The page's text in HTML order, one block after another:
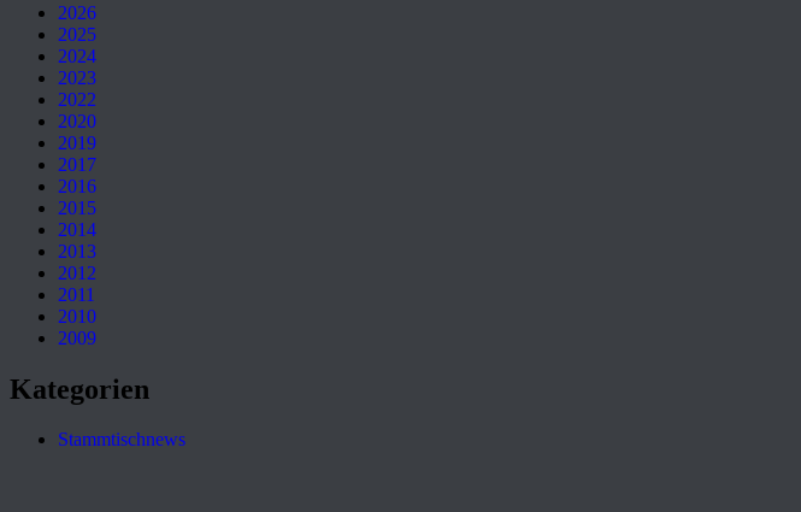
2026
2025
2024
2023
2022
2020
2019
2017
2016
2015
2014
2013
2012
2011
2010
2009
Kategorien
Stammtischnews